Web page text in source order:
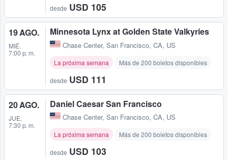
desde USD 105
19 AGO.
MIÉ.
7:00 p. m.
Minnesota Lynx at Golden State Valkyries
Chase Center, San Francisco, CA, US
La próxima semana Más de 200 boletos disponibles
desde USD 111
20 AGO.
JUE.
7:30 p. m.
Daniel Caesar San Francisco
Chase Center, San Francisco, CA, US
La próxima semana Más de 200 boletos disponibles
desde USD 103